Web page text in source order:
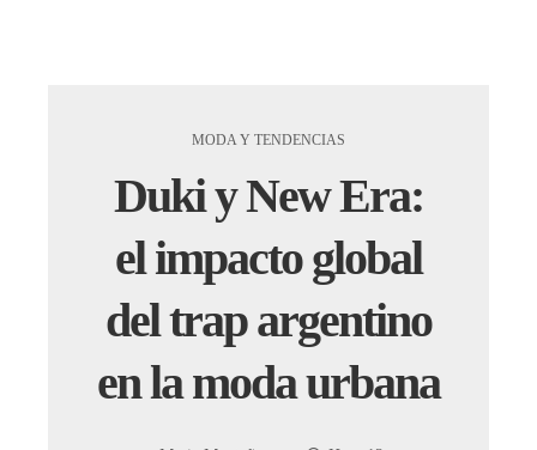
MODA Y TENDENCIAS
Duki y New Era:
el impacto global
del trap argentino
en la moda urbana